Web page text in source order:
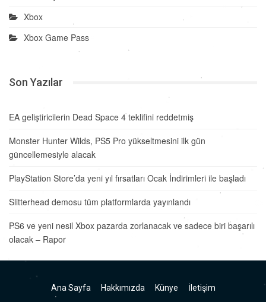
Xbox
Xbox Game Pass
Son Yazılar
EA geliştiricilerin Dead Space 4 teklifini reddetmiş
Monster Hunter Wilds, PS5 Pro yükseltmesini ilk gün
güncellemesiyle alacak
PlayStation Store’da yeni yıl fırsatları Ocak İndirimleri ile başladı
Slitterhead demosu tüm platformlarda yayınlandı
PS6 ve yeni nesil Xbox pazarda zorlanacak ve sadece biri başarılı
olacak – Rapor
Ana Sayfa Hakkımızda Künye İletişim